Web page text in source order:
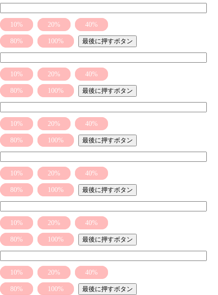
10% 20% 40%
80% 100% 最後に押すボタン
10% 20% 40%
80% 100% 最後に押すボタン
10% 20% 40%
80% 100% 最後に押すボタン
10% 20% 40%
80% 100% 最後に押すボタン
10% 20% 40%
80% 100% 最後に押すボタン
10% 20% 40%
80% 100% 最後に押すボタン